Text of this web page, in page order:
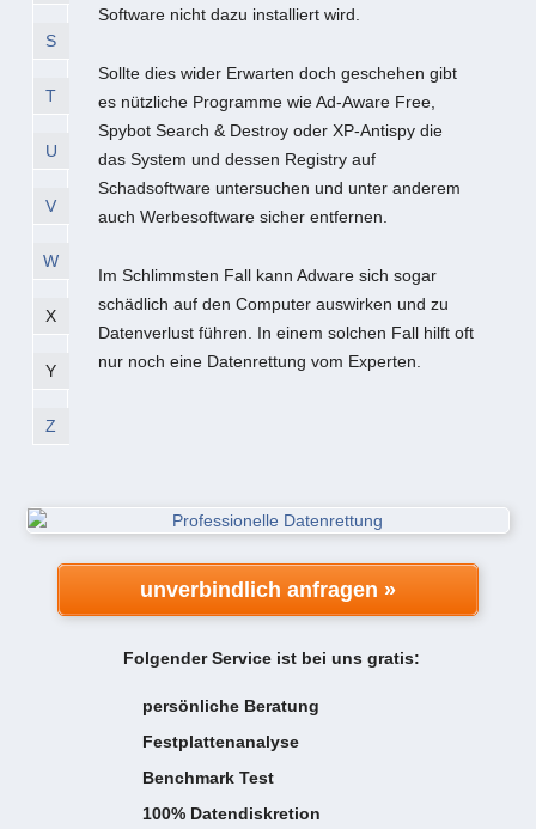
S
T
U
V
W
X
Y
Z
Software nicht dazu installiert wird.
Sollte dies wider Erwarten doch geschehen gibt
es nützliche Programme wie Ad-Aware Free,
Spybot Search & Destroy oder XP-Antispy die
das System und dessen Registry auf
Schadsoftware untersuchen und unter anderem
auch Werbesoftware sicher entfernen.
Im Schlimmsten Fall kann Adware sich sogar
schädlich auf den Computer auswirken und zu
Datenverlust führen. In einem solchen Fall hilft oft
nur noch eine Datenrettung vom Experten.
unverbindlich anfragen »
Folgender Service ist bei uns gratis:
persönliche Beratung
Festplattenanalyse
Benchmark Test
100% Datendiskretion